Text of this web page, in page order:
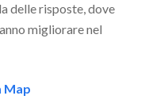
delle risposte, dove
migliorare nel
Map